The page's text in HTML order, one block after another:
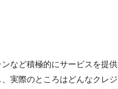
など積極的にサービスを提供
実際のところはどんなクレジ